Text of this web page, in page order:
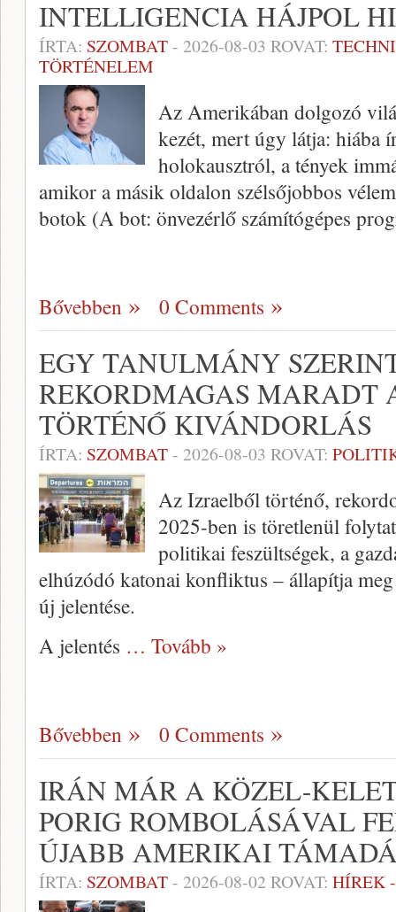
INTELLIGENCIA HÁJPOL
ÍRTA: SZOMBAT- 2026-08-03 ROVAT:
TÖRTÉNELEM
Az Amerikában dolgozó
kezét, mert úgy látja: hiába
holokausztról, a tények
amikor a másik oldalon szélsőjobbos
botok (A bot: önvezérlő számítógépes
Bővebben 0 Comments
EGY TANULMÁNY
REKORDMAGAS MARADT
TÖRTÉNŐ KIVÁNDORLÁS
ÍRTA: SZOMBAT- 2026-08-03 ROVAT:
Az Izraelből történő,
2025-ben is töretlenül
politikai feszültségek, a
elhúzódó katonai konfliktus – állapítja
új jelentése.
A jelentés … Tovább »
Bővebben 0 Comments
IRÁN MÁR A KÖZEL-
PORIG ROMBOLÁSÁVAL
ÚJABB AMERIKAI
ÍRTA: SZOMBAT- 2026-08-02 ROVAT: HÍREK